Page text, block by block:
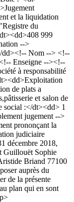
et la liquidation
du
999
-->
Nom --> <!--
Enseigne --><!--
à responsabilité
de plats a
et salon de
social :</dt><dd> 1
jugement -->
prononçant la
judiciaire
décembre 2018,
Guillouët Sophie
Briand 77100
auprès du
de la présente
plan qui en sont